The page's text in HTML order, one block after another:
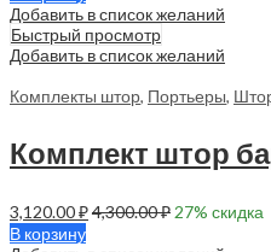
Добавить в список желаний
Быстрый просмотр
Добавить в список желаний
Комплекты штор, Портьеры,
3,120.00₽4,300.00₽ 27% скидка
В корзину